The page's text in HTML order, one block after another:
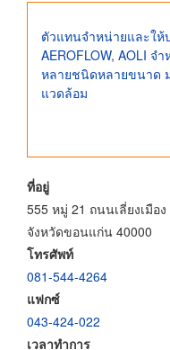
ตัวแทนจำหน่ายและให้
AEROFLOW, AOLI
หลายชนิดหลายขนาด
แวดล้อม
ที่อยู่
555 หมู่ 21 ถนนเลี่ยงเมือ
จังหวัดขอนแก่น 40000
โทรศัพท์
081-544-4264
แฟกซ์
043-424-022
เวลาทำการ